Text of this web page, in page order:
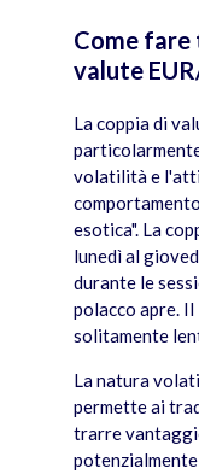
Come fare
valute
La coppia di
volatilità e
esotica". La
lunedì al
durante le
polacco apre.
solitamente
La natura
permette ai
trarre